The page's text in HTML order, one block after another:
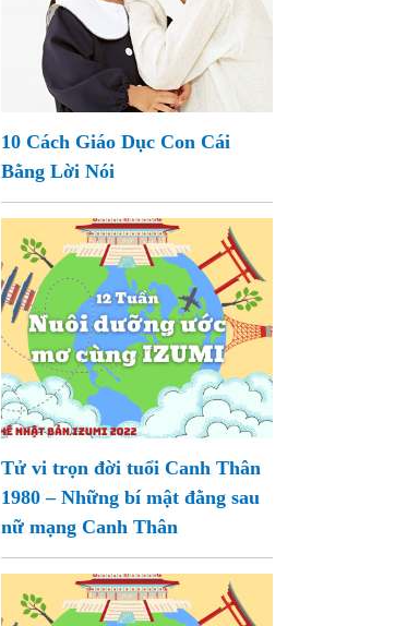
10 Cách Giáo Dục Con Cái
Bằng Lời Nói
Tử vi trọn đời tuổi Canh Thân
1980 – Những bí mật đằng sau
nữ mạng Canh Thân